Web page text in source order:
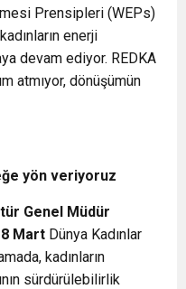
Prensipleri (WEPs)
enerji
devam ediyor. REDKA
atmıyor, dönüşümün
yön veriyoruz
Genel Müdür
8 Mart Dünya Kadınlar
kadınların
sürdürülebilirlik